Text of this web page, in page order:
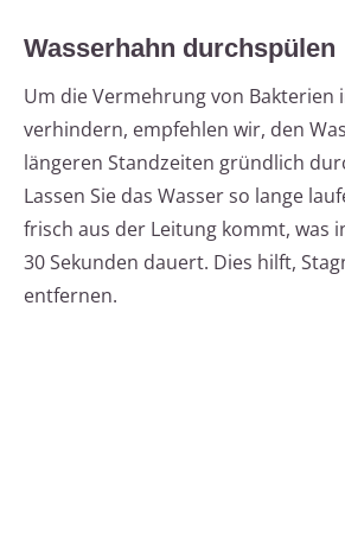
Wasserhahn durchspülen
Um die Vermehrung von Bakterien
verhindern, empfehlen wir, den
längeren Standzeiten gründlich
Lassen Sie das Wasser so lange
frisch aus der Leitung kommt, was
30 Sekunden dauert. Dies hilft,
entfernen.